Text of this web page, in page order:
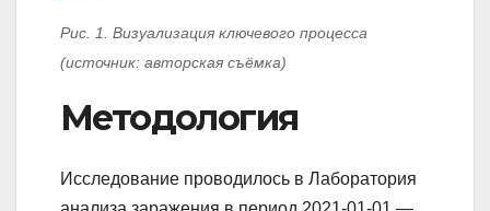
Рис. 1. Визуализация ключевого процесса
(источник: авторская съёмка)
Методология
Исследование проводилось в Лаборатория